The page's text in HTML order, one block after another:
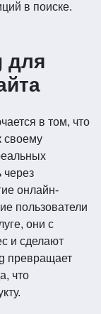
в поиске.
для
в том, что
своему
через
онлайн-
пользователи
они с
и сделают
превращает
что